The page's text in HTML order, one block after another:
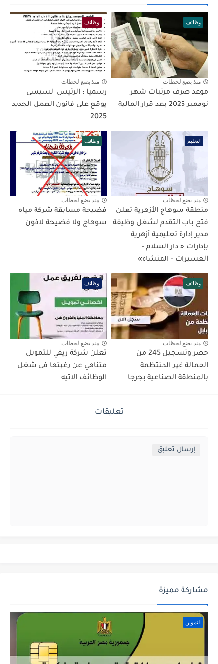
وظائف
منذ بضع لحظات
موعد صرف مرتبات شهر
نوفمبر 2025 بعد قرار المالية
وظائف
منذ بضع لحظات
رسميا : الرئيس السيسى
يوقع على قانون العمل الجديد
2025
التعليم
منذ بضع لحظات
منطقة سوهاج الأزهرية تعلن
فتح باب التقدم لشغل وظيفة
مدير إدارة تعليمية أزهرية
بإدارات « دار السلام –
العسيرات - المنشاه»
وظائف
منذ بضع لحظات
فضيحة مسابقة شركة مياه
سوهاج ولا فضيحة لافون
وظائف
منذ بضع لحظات
حصر وتسجيل 245 من
العمالة غير المنتظمة
بالمنطقة الصناعية بجرجا
وظائف
منذ بضع لحظات
تعلن شركة ريفي للتمويل
متناهي عن رغبتها فى شغل
الوظائف الاتيه
تعليقات
إرسال تعليق
مشاركة مميزة
التموين